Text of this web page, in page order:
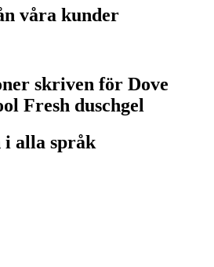
våra kunder
skriven för Dove
Fresh duschgel
i alla språk